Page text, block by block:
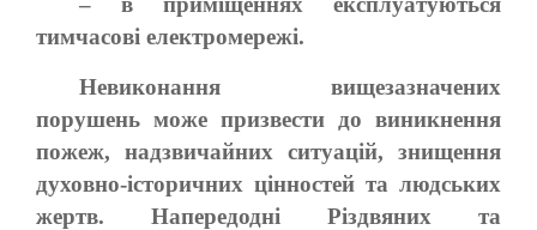
тимчасові електромережі.
Невиконання вищезазначених
порушень може призвести до виникнення
пожеж, надзвичайних ситуацій, знищення
духовно-історичних цінностей та людських
жертв. Напередодні Різдвяних та